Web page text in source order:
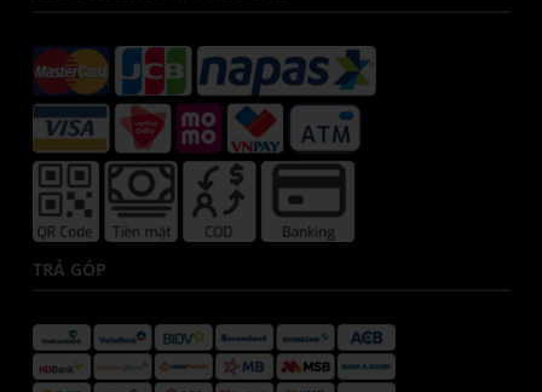
TRẢ GÓP